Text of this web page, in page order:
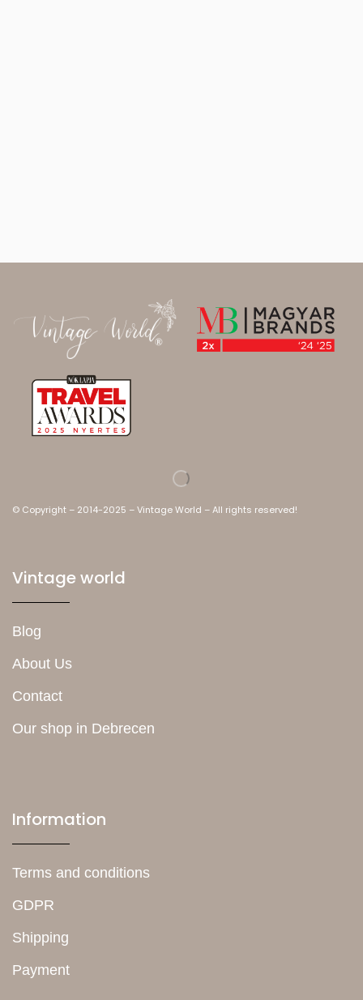
© Copyright – 2014-2025 – Vintage World – All rights reserved!
Vintage world
Blog
About Us
Contact
Our shop in Debrecen
Information
Terms and conditions
GDPR
Shipping
Payment